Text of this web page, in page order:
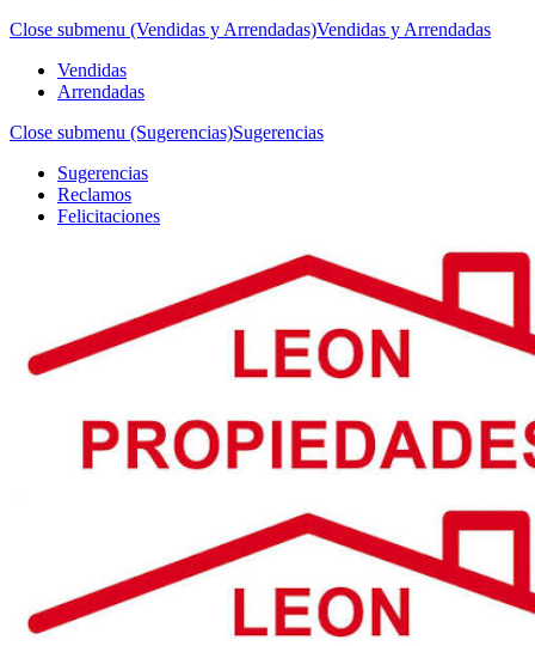
Close submenu (Vendidas y Arrendadas)Vendidas y Arrendadas
Vendidas
Arrendadas
Close submenu (Sugerencias)Sugerencias
Sugerencias
Reclamos
Felicitaciones